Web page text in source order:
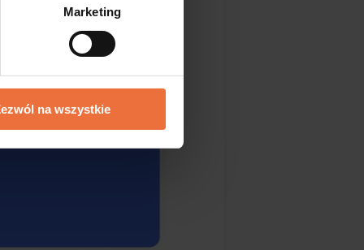
Marketing
na wszystkie